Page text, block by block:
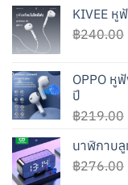
KIVEE หู
฿240.00
OPPO หู
ปี
฿219.00
นาฬิกาบลู
฿276.00